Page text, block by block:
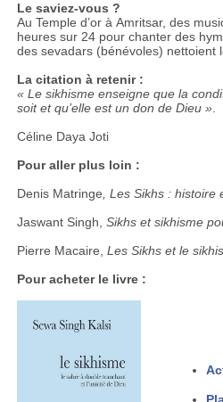
Le saviez-vous ?
Au Temple d’or à Amritsar, des
heures sur 24 pour chanter des
des sevadars (bénévoles) nettoient
La citation à retenir :
« Le sikhisme enseigne que la
soit et qu’elle est un don de Dieu »
Céline Daya Joti
Pour aller plus loin :
Denis Matringe , Les Sikhs :
Jaswant Singh, Sikhs et sikhisme
Pierre Macaire, Les Sikhs et le
Pour acheter le livre :